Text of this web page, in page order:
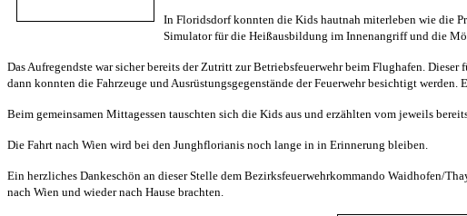
In Floridsdorf konnten die Kids hautnah miterleben wie die
Simulator für die Heißausbildung im Innenangriff und die
Das Aufregendste war sicher bereits der Zutritt zur Betriebsfeuerwehr beim Flughafen.
dann konnten die Fahrzeuge und Ausrüstungsgegenstände der Feuerwehr besichtigt
Beim gemeinsamen Mittagessen tauschten sich die Kids aus und erzählten vom jeweils
Die Fahrt nach Wien wird bei den Junghflorianis noch lange in in Erinnerung bleiben.
Ein herzliches Dankeschön an dieser Stelle dem Bezirksfeuerwehrkommando Waidhofen/
nach Wien und wieder nach Hause brachten.